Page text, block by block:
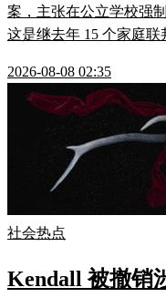
案，主张在公立学校强
这是继去年 15 个家庭联
2026-08-08 02:35
社会热点
Kendall 被撤销